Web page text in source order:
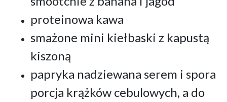
proteinowa kawa
smażone mini kiełbaski z kapustą
kiszoną
papryka nadziewana serem i spora
porcja krążków cebulowych, a do